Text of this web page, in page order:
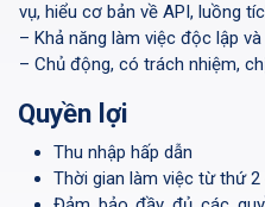
vụ, hiểu cơ bản về API, luồng
– Khả năng làm việc độc lập
– Chủ động, có trách nhiệm,
Quyền lợi
Thu nhập hấp dẫn
Thời gian làm việc từ thứ